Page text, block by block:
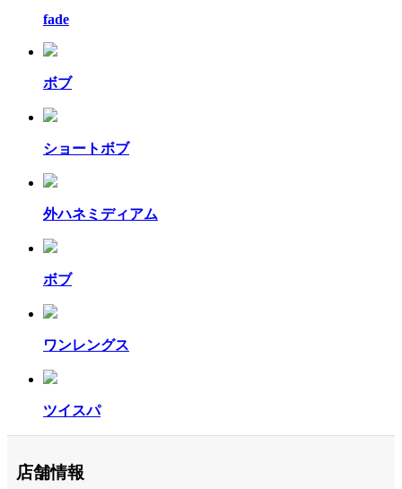
fade
ボブ
ショートボブ
外ハネミディアム
ボブ
ワンレングス
ツイスパ
店舗情報